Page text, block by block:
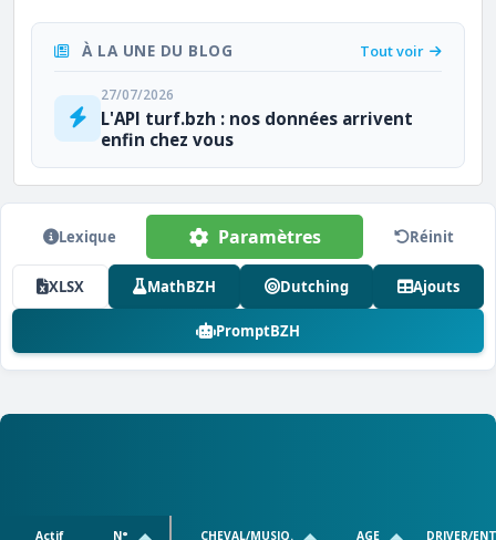
À LA UNE DU BLOG Tout voir
27/07/2026
L'API turf.bzh : nos données arrivent
enfin chez vous
Lexique Paramètres Réinit
XLSX MathBZH Dutching Ajouts
PromptBZH
Actif N° CHEVAL/MUSIQ. AGE DRIVER/